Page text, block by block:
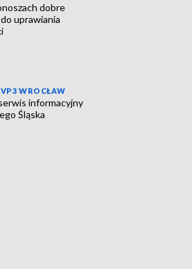
dobre
uprawiania
WROCŁAW
informacyjny
Śląska